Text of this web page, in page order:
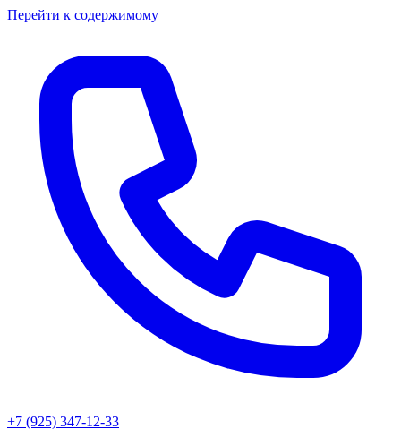
Перейти к содержимому
+7 (925) 347-12-33